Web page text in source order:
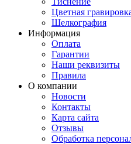
Цветная
Шелкография
Информация
Оплата
Гарантии
Наши реквизиты
Правила
О компании
Новости
Контакты
Карта сайта
Отзывы
Обработка